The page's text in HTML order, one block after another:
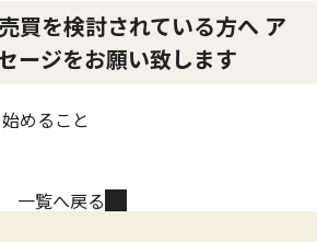
買を検討されている方へ ア
ージをお願い致します
めること
一覧へ戻る